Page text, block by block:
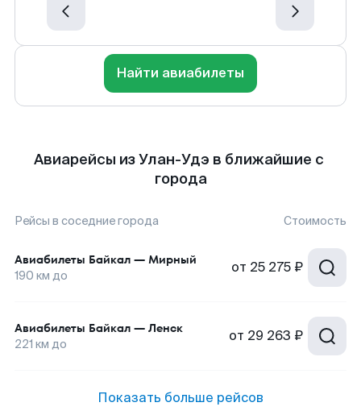
Найти авиабилеты
Авиарейсы из Улан-Удэ в ближайшие с
города
Рейсы в соседние города Стоимость
Авиабилеты Байкал — Мирный
190 км до от 25 275 ₽
Авиабилеты Байкал — Ленск
221 км до от 29 263 ₽
Показать больше рейсов